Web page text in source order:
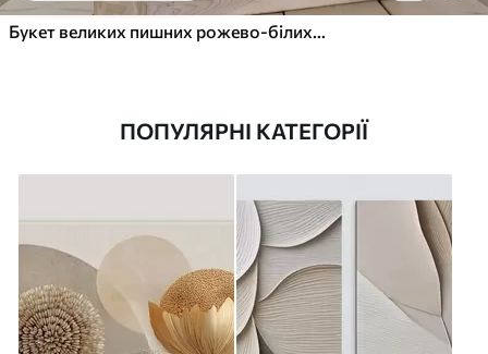
Букет великих пишних рожево-білих квітів півонії із зеленим листям на м’якому розмитому фоні
ПОПУЛЯРНІ КАТЕГОРІЇ